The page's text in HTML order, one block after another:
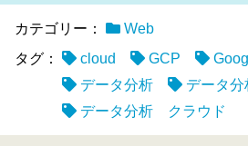
カテゴリー：
Web
タグ：
cloud GCP
データ分析
データ
データ分析 クラウド